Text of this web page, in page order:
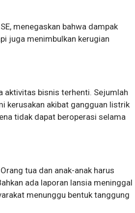
menegaskan bahwa dampak
juga menimbulkan kerugian
aktivitas bisnis terhenti. Sejumlah
kerusakan akibat gangguan listrik
tidak dapat beroperasi selama
tua dan anak-anak harus
ada laporan lansia meninggal
menunggu bentuk tanggung